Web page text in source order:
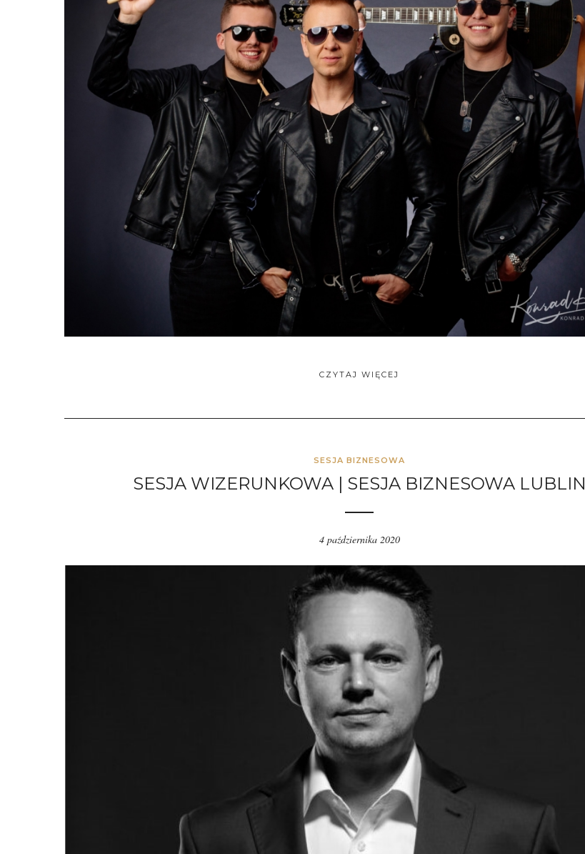
CZYTAJ WIĘCEJ
SESJA BIZNESOWA
SESJA WIZERUNKOWA | SESJA BIZNESOWA LUBLIN
4 października 2020